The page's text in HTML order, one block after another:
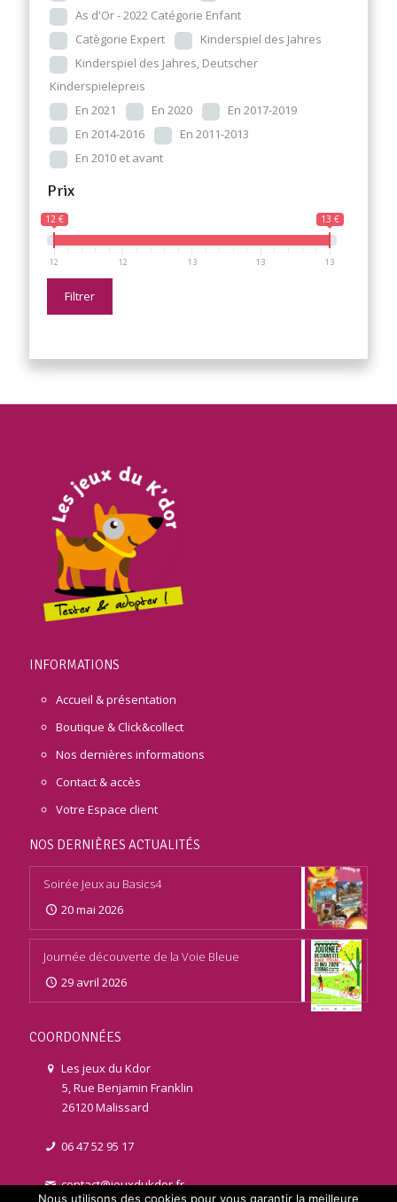
As d'Or - 2022 Catégorie Enfant
Catègorie Expert
Kinderspiel des Jahres
Kinderspiel des Jahres, Deutscher
Kinderspielepreis
En 2021
En 2020
En 2017-2019
En 2014-2016
En 2011-2013
En 2010 et avant
Prix
12 € 13 €
12 12 13 13 13
Filtrer
INFORMATIONS
Accueil & présentation
Boutique & Click&collect
Nos dernières informations
Contact & accès
Votre Espace client
NOS DERNIÈRES ACTUALITÉS
Soirée Jeux au Basics4
20 mai 2026
Journée découverte de la Voie Bleue
29 avril 2026
COORDONNÉES
Les jeux du Kdor
5, Rue Benjamin Franklin
26120 Malissard
06 47 52 95 17
contact@jeuxdukdor.fr
Nous utilisons des cookies pour vous garantir la meilleure